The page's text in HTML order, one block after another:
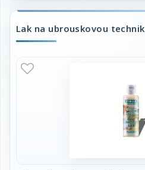
Lak na ubrouskovou